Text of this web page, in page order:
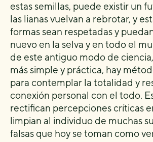
estas semillas, puede existir un
las lianas vuelvan a rebrotar, y
formas sean respetadas y
nuevo en la selva y en todo el
de este antiguo modo de
más simple y práctica, hay
para contemplar la totalidad y
conexión personal con el todo.
rectifican percepciones críticas
limpian al individuo de muchas
falsas que hoy se toman como